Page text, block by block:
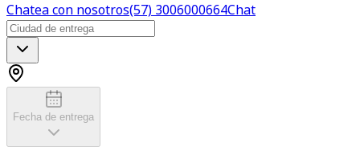
Chatea con nosotros(57) 3006000664Chat
Fecha de entrega